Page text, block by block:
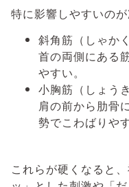
特に影響しやすいのが
斜角筋（しゃか
首の両側にある
やすい。
小胸筋（しょう
肩の前から肋骨
勢でこわばりや
これらが硬くなると